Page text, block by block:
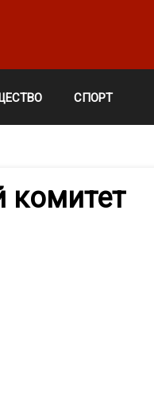
СПОРТ
комитет